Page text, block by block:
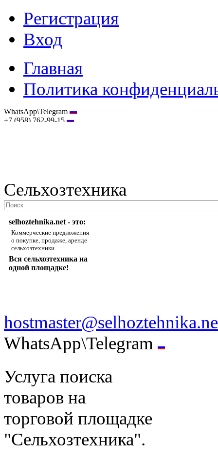
Регистрация
Вход
Главная
Политика
WhatsApp\Telegram
+7 (958) 762-99-15
Сельхозтехника
selhoztehnika.net - это:
Коммерческие предложения
о покупке, продаже, аренде
сельхозтехники
Вся сельхозтехника на
одной площадке!
WhatsApp\Telegram
Услуга поиска
товаров на
торговой площадке
"Сельхозтехника".